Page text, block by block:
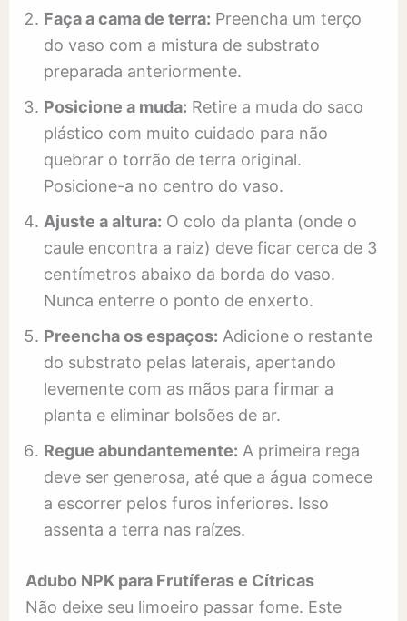
Faça a cama de terra: Preencha um terço
do vaso com a mistura de substrato
preparada anteriormente.
Posicione a muda: Retire a muda do saco
plástico com muito cuidado para não
quebrar o torrão de terra original.
Posicione-a no centro do vaso.
Ajuste a altura: O colo da planta (onde o
caule encontra a raiz) deve ficar cerca de 3
centímetros abaixo da borda do vaso.
Nunca enterre o ponto de enxerto.
Preencha os espaços: Adicione o restante
do substrato pelas laterais, apertando
levemente com as mãos para firmar a
planta e eliminar bolsões de ar.
Regue abundantemente: A primeira rega
deve ser generosa, até que a água comece
a escorrer pelos furos inferiores. Isso
assenta a terra nas raízes.
Adubo NPK para Frutíferas e Cítricas
Não deixe seu limoeiro passar fome. Este